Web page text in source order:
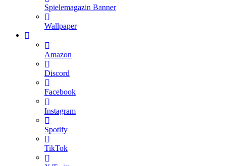
Spielemagazin Banner
Wallpaper
Amazon
Discord
Facebook
Instagram
Spotify
TikTok